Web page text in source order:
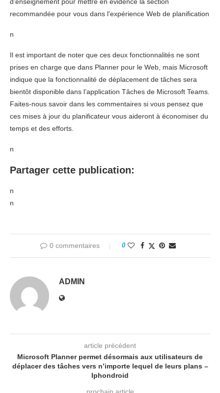
n
Il est important de noter que ces deux fonctionnalités ne sont
prises en charge que dans Planner pour le Web, mais Microsoft
indique que la fonctionnalité de déplacement de tâches sera
bientôt disponible dans l’application Tâches de Microsoft Teams.
Faites-nous savoir dans les commentaires si vous pensez que
ces mises à jour du planificateur vous aideront à économiser du
temps et des efforts.
n
Partager cette publication:
n
n
0 commentaires 0
ADMIN
article précédent
Microsoft Planner permet désormais aux utilisateurs de
déplacer des tâches vers n’importe lequel de leurs plans –
Iphondroid